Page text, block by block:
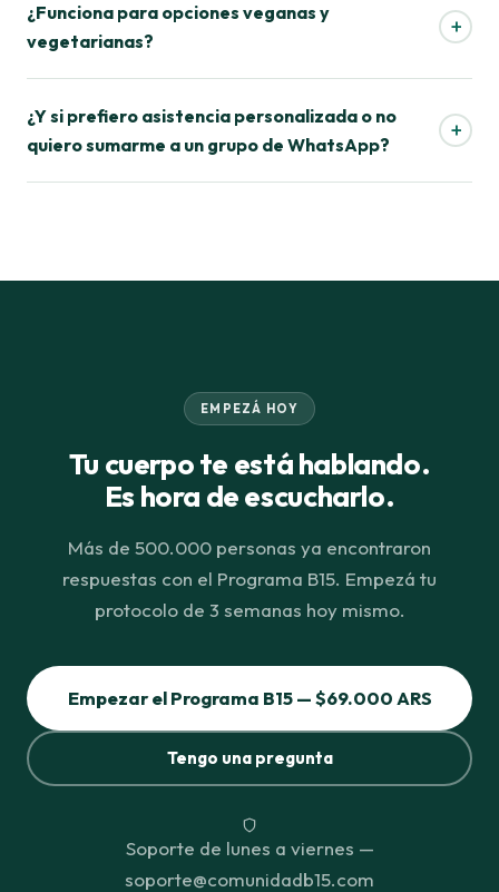
¿Funciona para opciones veganas y
vegetarianas?
+
¿Y si prefiero asistencia personalizada o no
quiero sumarme a un grupo de WhatsApp?
+
EMPEZÁ HOY
Tu cuerpo te está hablando.
Es hora de escucharlo.
Más de 500.000 personas ya encontraron
respuestas con el Programa B15. Empezá tu
protocolo de 3 semanas hoy mismo.
Empezar el Programa B15 — $69.000 ARS
Tengo una pregunta
Soporte de lunes a viernes —
soporte@comunidadb15.com